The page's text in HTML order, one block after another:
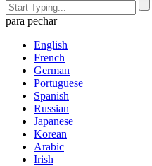
para pechar
English
French
German
Portuguese
Spanish
Russian
Japanese
Korean
Arabic
Irish